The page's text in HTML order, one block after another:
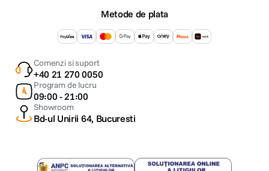
Metode de plata
Comenzi si suport
+40 21 270 0050
Program de lucru
09:00 - 21:00
Showroom
Bd-ul Unirii 64, Bucuresti